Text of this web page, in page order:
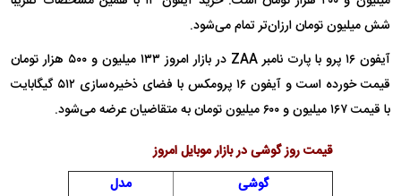
شش میلیون تومان ارزان‌تر تمام می‌شود.
آیفون ۱۶ پرو با پارت نامبر ZAA در بازار امروز ۱۳۳ میلیون و ۵۰۰ هزار تومان
قیمت خورده است و آیفون ۱۶ پرومکس با فضای ذخیره‌سازی ۵۱۲ گیگابایت
با قیمت ۱۶۷ میلیون و ۶۰۰ میلیون تومان به متقاضیان عرضه می‌شود.
قیمت روز گوشی در بازار موبایل امروز
گوشی
مدل